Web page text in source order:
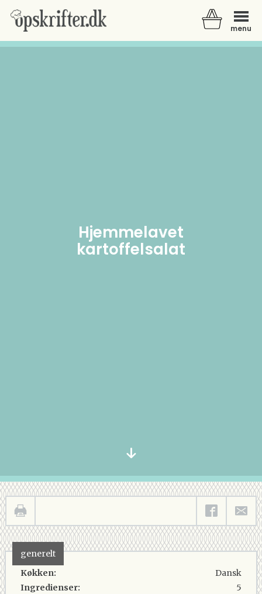
menu
Hjemmelavet
kartoffelsalat
generelt
Køkken:
Ingredienser:
Dansk
5